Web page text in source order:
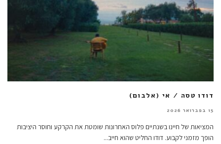
דודו טסה / אי (אלבום)
15 בפברואר 2026
המציאות של חיינו בשנתיים פלוס האחרונות שומטת את הקרקע וחוסר היציבות
הופך מזמני לקבוע. דודו החליט שהוא חייב...